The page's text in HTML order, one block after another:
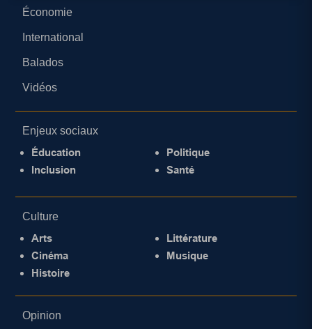
Économie
International
Balados
Vidéos
Enjeux sociaux
Éducation
Inclusion
Politique
Santé
Culture
Arts
Cinéma
Histoire
Littérature
Musique
Opinion